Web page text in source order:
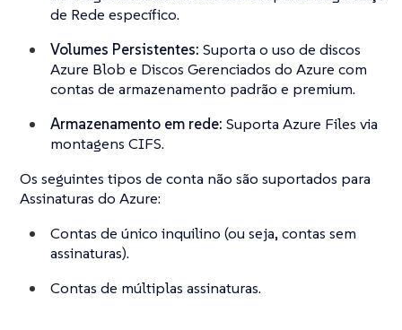
de Rede específico.
Volumes Persistentes: Suporta o uso de discos
Azure Blob e Discos Gerenciados do Azure com
contas de armazenamento padrão e premium.
Armazenamento em rede: Suporta Azure Files via
montagens CIFS.
Os seguintes tipos de conta não são suportados para
Assinaturas do Azure:
Contas de único inquilino (ou seja, contas sem
assinaturas).
Contas de múltiplas assinaturas.